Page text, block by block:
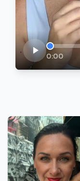
0:00